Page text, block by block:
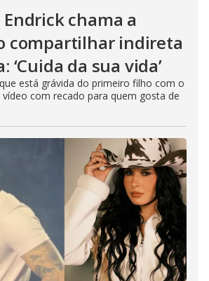
chama a
compartilhar indireta
‘Cuida da sua vida’
está grávida do primeiro filho com o
com recado para quem gosta de